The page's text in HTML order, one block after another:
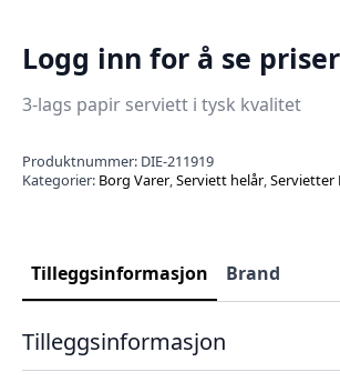
Logg inn for å se priser
3-lags papir serviett i tysk kvalitet
Produktnummer: DIE-211919
Kategorier: Borg Varer,Serviett helår,Servietter
Tilleggsinformasjon Brand
Tilleggsinformasjon